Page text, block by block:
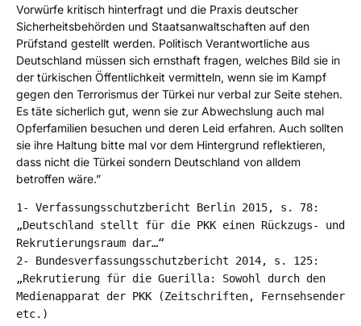
Vorwürfe kritisch hinterfragt und die Praxis deutscher
Sicherheitsbehörden und Staatsanwaltschaften auf den
Prüfstand gestellt werden. Politisch Verantwortliche aus
Deutschland müssen sich ernsthaft fragen, welches Bild sie in
der türkischen Öffentlichkeit vermitteln, wenn sie im Kampf
gegen den Terrorismus der Türkei nur verbal zur Seite stehen.
Es täte sicherlich gut, wenn sie zur Abwechslung auch mal
Opferfamilien besuchen und deren Leid erfahren. Auch sollten
sie ihre Haltung bitte mal vor dem Hintergrund reflektieren,
dass nicht die Türkei sondern Deutschland von alldem
betroffen wäre.”
1- Verfassungsschutzbericht Berlin 2015, s. 78:
„Deutschland stellt für die PKK einen Rückzugs- und
Rekrutierungsraum dar…“
2- Bundesverfassungsschutzbericht 2014, s. 125:
„Rekrutierung für die Guerilla: Sowohl durch den
Medienapparat der PKK (Zeitschriften, Fernsehsender
etc.)